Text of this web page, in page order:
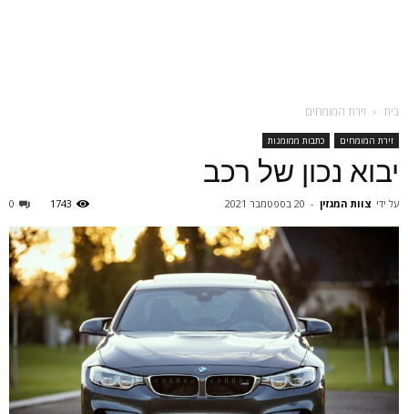
בית זירת המומחים
זירת המומחים כתבות ממומנות
יבוא נכון של רכב
על ידי צוות המגזין - 20 בספטמבר 2021 0 1743